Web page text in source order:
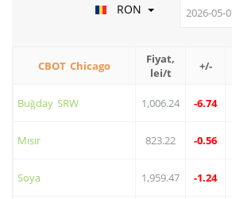
RON
CBOT Chicago
Fiyat,
lei/t
+/-
Buğday SRW 1,006.24 -6.74
Mısır 823.22 -0.56
Soya 1,959.47 -1.24